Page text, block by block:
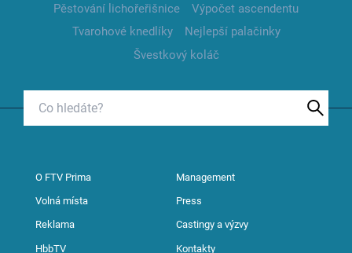
Pěstování lichořeřišnice
Výpočet ascendentu
Tvarohové knedlíky
Nejlepší palačinky
Švestkový koláč
O FTV Prima Management
Volná místa Press
Reklama Castingy a výzvy
HbbTV Kontakty